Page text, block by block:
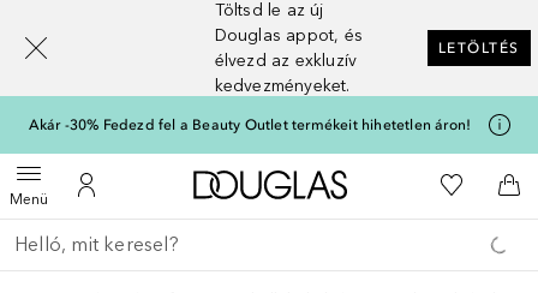
Töltsd le az új
Douglas appot, és
élvezd az exkluzív
kedvezményeket.
LETÖLTÉS
Akár -30% Fedezd fel a Beauty Outlet termékeit hihetetlen áron!
MenüMenü megnyitása
A fiókomhoz
A Douglas Főoldalra
A
Menj vissza
Keresés végrehajtása
[navigation.slideout.screenreader]